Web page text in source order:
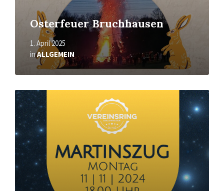
Osterfeuer Bruchhausen
1. April 2025
inALLGEMEIN
Mehr
erfahren